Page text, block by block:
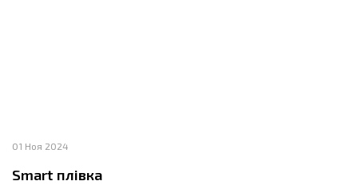
01 Ноя 2024
Smart плівка